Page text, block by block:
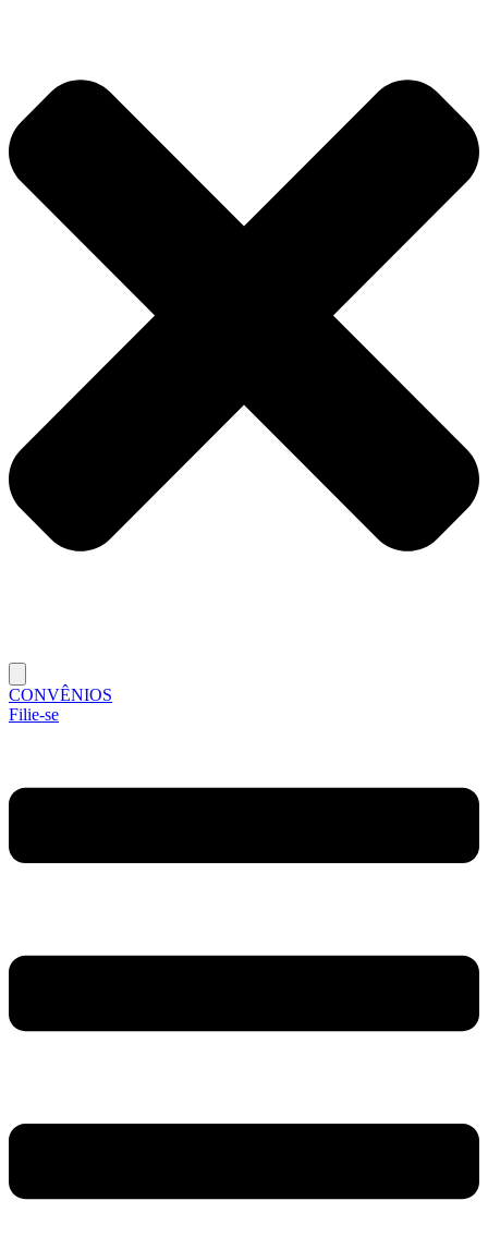
CONVÊNIOS
Filie-se